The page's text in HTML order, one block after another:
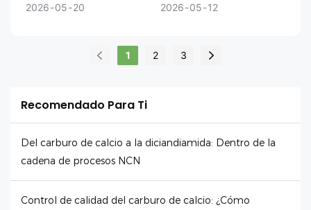
2026 05 20 2026 05 12
1 2 3
Recomendado Para Ti
Del carburo de calcio a la diciandiamida: Dentro de la
cadena de procesos NCN
Control de calidad del carburo de calcio: ¿Cómo